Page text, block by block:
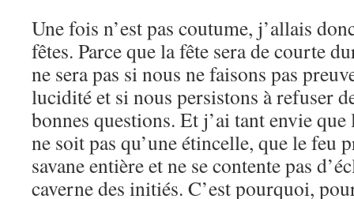
Une fois n’est pas coutume, j’allais
fêtes. Parce que la fête sera de courte
ne sera pas si nous ne faisons pas
lucidité et si nous persistons à refuser
bonnes questions. Et j’ai tant envie
ne soit pas qu’une étincelle, que le feu
savane entière et ne se contente pas
caverne des initiés. C’est pourquoi,